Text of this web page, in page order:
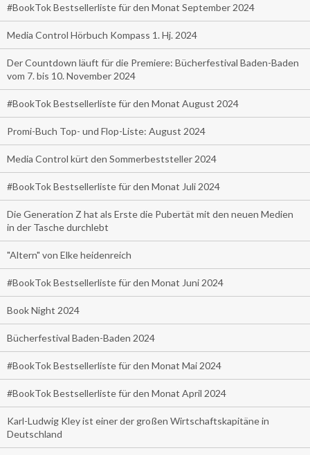
#BookTok Bestsellerliste für den Monat September 2024
Media Control Hörbuch Kompass 1. Hj. 2024
Der Countdown läuft für die Premiere: Bücherfestival Baden-Baden
vom 7. bis 10. November 2024
#BookTok Bestsellerliste für den Monat August 2024
Promi-Buch Top- und Flop-Liste: August 2024
Media Control kürt den Sommerbeststeller 2024
#BookTok Bestsellerliste für den Monat Juli 2024
Die Generation Z hat als Erste die Pubertät mit den neuen Medien
in der Tasche durchlebt
"Altern" von Elke heidenreich
#BookTok Bestsellerliste für den Monat Juni 2024
Book Night 2024
Bücherfestival Baden-Baden 2024
#BookTok Bestsellerliste für den Monat Mai 2024
#BookTok Bestsellerliste für den Monat April 2024
Karl-Ludwig Kley ist einer der großen Wirtschaftskapitäne in
Deutschland